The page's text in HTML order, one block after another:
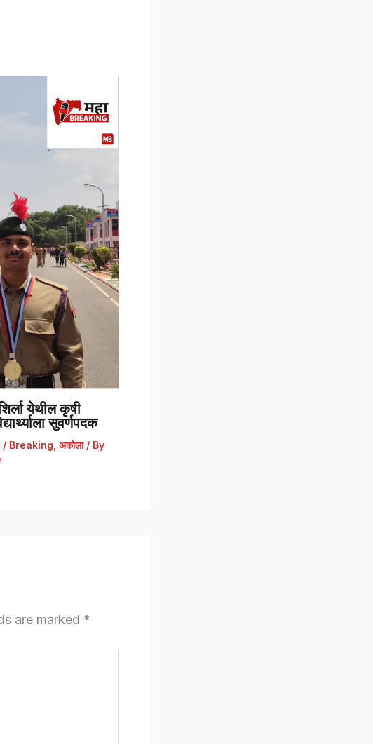
येथील कृषी
सुवर्णपदक
/ Breaking, अकोला/ By
are marked *